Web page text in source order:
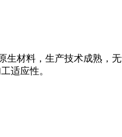
生材料，生产技术成熟，
适应性。